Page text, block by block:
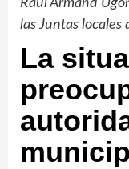
Raúl Armand
las Juntas locales
La